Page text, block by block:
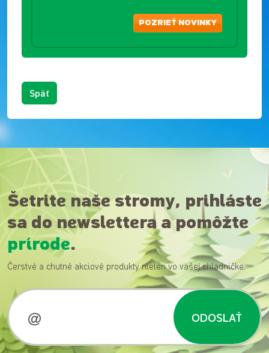
POZRIEŤ NOVINKY
Späť
Šetrite naše stromy, prihláste
sa do newslettera a pomôžte
prírode.
Čerstvé a chutné akciové produkty nielen vo vašej chladničke.
ODOSLAŤ